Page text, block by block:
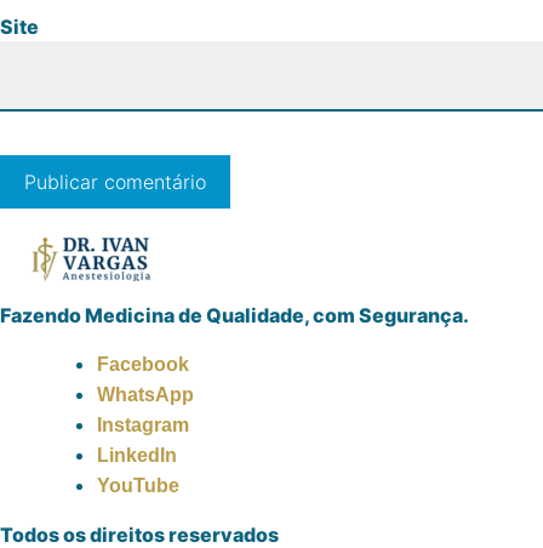
Site
Fazendo Medicina de Qualidade, com Segurança.
Facebook
WhatsApp
Instagram
LinkedIn
YouTube
Todos os direitos reservados